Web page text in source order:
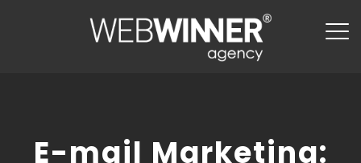
E-mail Marketing: